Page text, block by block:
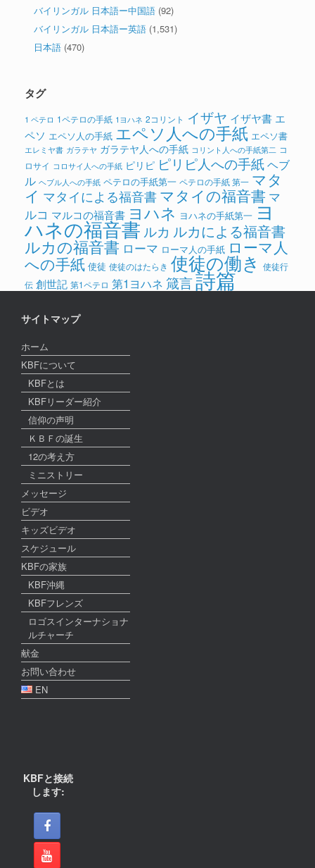
バイリンガル 日本語ー中国語 (92)
バイリンガル 日本語ー英語 (1,531)
日本語 (470)
タグ
1 ペテロ 1ペテロの手紙 1ヨハネ 2コリント イザヤ イザヤ書 エ
ペソ エペソ人の手紙 エペソ人への手紙 エペソ書
エレミヤ書 ガラテヤ ガラテヤ人への手紙 コリント人への手紙第二 コ
ロサイ コロサイ人への手紙 ピリピ ピリピ人への手紙ヘブ
ル ヘブル人への手紙 ペテロの手紙第一 ペテロの手紙 第一 マタ
イ マタイによる福音書 マタイの福音書 マ
ルコ マルコの福音書 ヨハネ ヨハネの手紙第一 ヨ
ハネの福音書 ルカ ルカによる福音書
ルカの福音書 ローマ ローマ人の手紙 ローマ人
への手紙 使徒 使徒のはたらき 使徒の働き 使徒行
伝 創世記 第1ペテロ 第1ヨハネ 箴言詩篇
サイトマップ
ホーム
KBFについて
KBFとは
KBFリーダー紹介
信仰の声明
ＫＢＦの誕生
12の考え方
ミニストリー
メッセージ
ビデオ
キッズビデオ
スケジュール
KBFの家族
KBF沖縄
KBFフレンズ
ロゴスインターナショナ
ルチャーチ
献金
お問い合わせ
EN
KBFと接続
します: